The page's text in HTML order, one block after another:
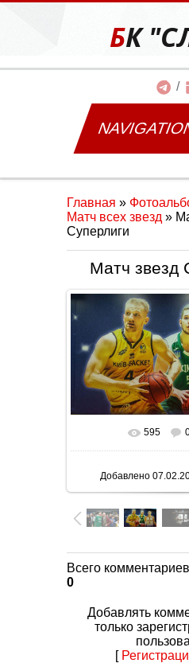
БК
Главная »
Матч всех звезд »
Суперлиги
Матч звезд
В реальном595
Добавлено
Всего комментариев
0
Добавлять
только
[